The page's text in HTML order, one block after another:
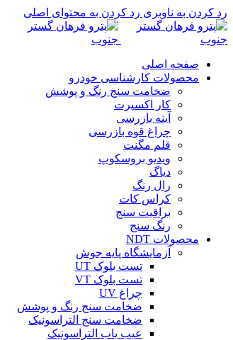
رد کردن به ناوبری رد کردن به محتوای اصلی
صفحه اصلی
محصولات کارشناسی خودرو
ضخامت سنج رنگ و پوشش
کار اکسپرت
آینه بازرسی
چراغ قوه بازرسی
قلم مگنت
ویدیو بروسکوپ
دیاگ
رال رنگ
کراس کات
براقیت سنج
رنگ سنج
محصولات NDT
آزمایشگاه پایه جوش
تست بلوک UT
تست بلوک VT
چراغ UV
ضخامت سنج رنگ و پوشش
ضخامت سنج التراسونیک
عیب یاب التراسونیک